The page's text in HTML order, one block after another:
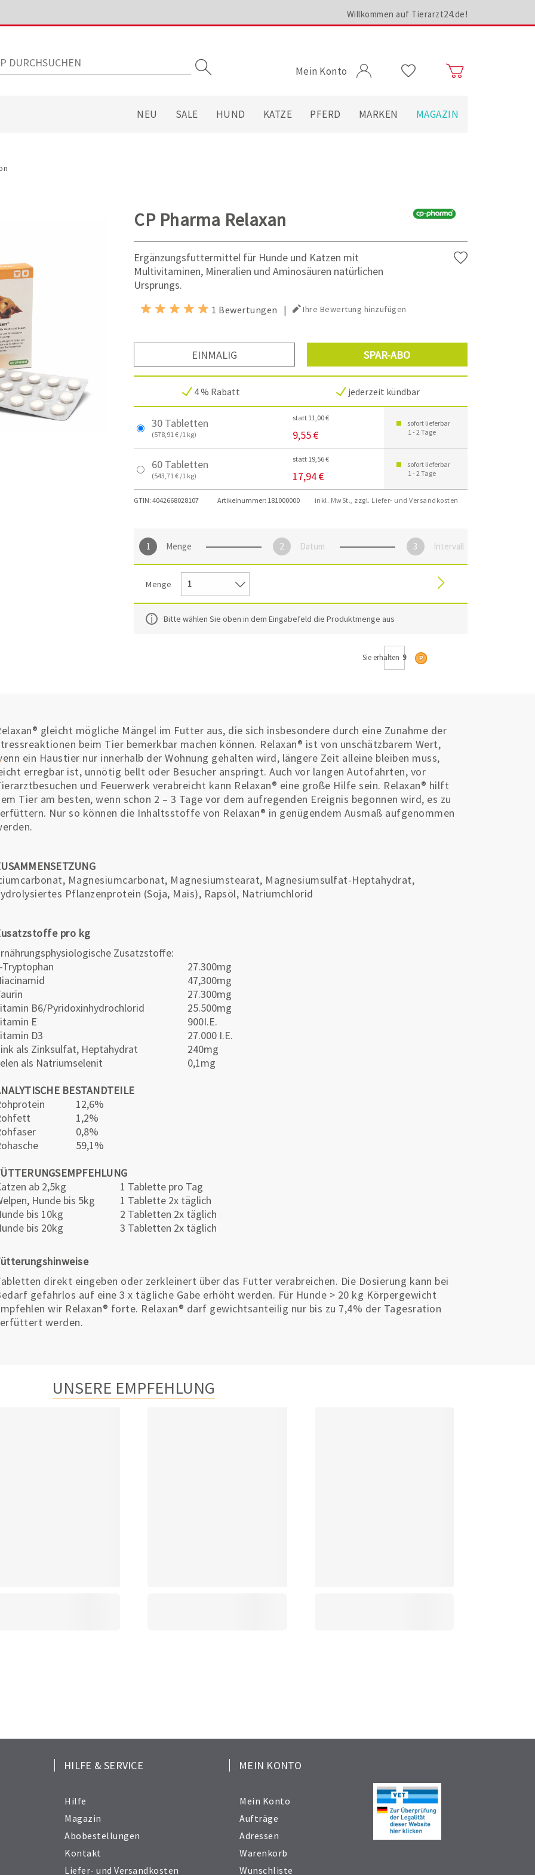
Willkommen auf Tierarzt24.de!
Mein Konto
NEU SALE HUND KATZE PFERD MARKEN MAGAZIN
CP Pharma Relaxan
Ergänzungsfuttermittel für Hunde und Katzen mit
Multivitaminen, Mineralien und Aminosäuren natürlichen
Ursprungs.
1 Bewertungen | Ihre Bewertung hinzufügen
EINMALIG SPAR-ABO
4 % Rabatt jederzeit kündbar
30 Tabletten
(578,91 € /1 kg)
statt 11,00 €
9,55 €
sofort lieferbar
1 - 2 Tage
60 Tabletten
(543,71 € /1 kg)
statt 19,56 €
17,94 €
sofort lieferbar
1 - 2 Tage
GTIN: 4042668028107 Artikelnummer: 181000000 inkl. MwSt., zzgl. Liefer- und Versandkosten
Menge Datum Intervall
Menge
Bitte wählen Sie oben in dem Eingabefeld die Produktmenge aus
Sie erhalten 9
gleicht mögliche Mängel im Futter aus, die sich insbesondere durch eine Zunahme der
beim Tier bemerkbar machen können. Relaxan® ist von unschätzbarem Wert,
ein Haustier nur innerhalb der Wohnung gehalten wird, längere Zeit alleine bleiben muss,
erregbar ist, unnötig bellt oder Besucher anspringt. Auch vor langen Autofahrten, vor
und Feuerwerk verabreicht kann Relaxan® eine große Hilfe sein. Relaxan® hilft
Tier am besten, wenn schon 2 – 3 Tage vor dem aufregenden Ereignis begonnen wird, es zu
Nur so können die Inhaltsstoffe von Relaxan® in genügendem Ausmaß aufgenommen
Magnesiumcarbonat, Magnesiumstearat, Magnesiumsulfat-Heptahydrat,
Pflanzenprotein (Soja, Mais), Rapsöl, Natriumchlorid
pro kg
Zusatzstoffe:
Tryptophan
27.300mg
47,300mg
27.300mg
B6/Pyridoxinhydrochlorid
25.500mg
E
900I.E.
D3
27.000 I.E.
als Zinksulfat, Heptahydrat
240mg
als Natriumselenit
0,1mg
BESTANDTEILE
12,6%
1,2%
0,8%
59,1%
ab 2,5kg
1 Tablette pro Tag
Hunde bis 5kg
1 Tablette 2x täglich
bis 10kg
2 Tabletten 2x täglich
bis 20kg
3 Tabletten 2x täglich
direkt eingeben oder zerkleinert über das Futter verabreichen. Die Dosierung kann bei
gefahrlos auf eine 3 x tägliche Gabe erhöht werden. Für Hunde > 20 kg Körpergewicht
wir Relaxan® forte. Relaxan® darf gewichtsanteilig nur bis zu 7,4% der Tagesration
werden.
UNSERE EMPFEHLUNG
HILFE & SERVICE
Hilfe
Magazin
Abobestellungen
Kontakt
Liefer- und Versandkosten
MEIN KONTO
Mein Konto
Aufträge
Adressen
Warenkorb
Wunschliste